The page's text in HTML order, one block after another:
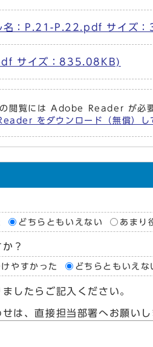
名：P.21-P.22.pdf サイズ
サイズ：835.08KB)
閲覧には Adobe Reader が必要
をダウンロード（無償）し
どちらともいえない あまり
？
やすかった どちらともいえな
したらご記入ください。
は、直接担当部署へお願い